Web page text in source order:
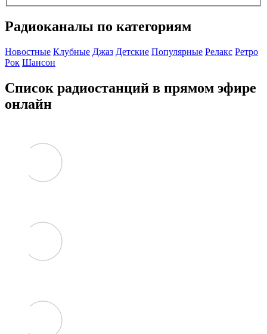
Радиоканалы по категориям
Новостные Клубные Джаз Детские Популярные Релакс Ретро
Рок Шансон
Список радиостанций в прямом эфире
онлайн